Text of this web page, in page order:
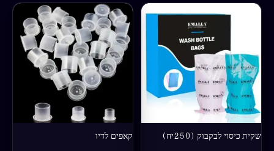
שקית כיסוי לבקבוק (250יח)
מספר
סוגים.
ניתן
לבחור
את
בעמוד
המוצר
קאפים לדיו
טווח
מחירים:
עד
למוצר
זה
יש
מספר
סוגים.
ניתן
את
האפשרויות